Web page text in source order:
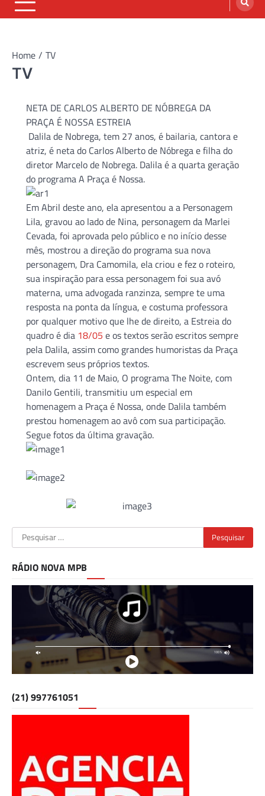
Home TV
TV
NETA DE CARLOS ALBERTO DE NÓBREGA DA
PRAÇA É NOSSA ESTREIA
Dalila de Nobrega, tem 27 anos, é bailaria, cantora e
atriz, é neta do Carlos Alberto de Nóbrega e filha do
diretor Marcelo de Nobrega. Dalila é a quarta geração
do programa A Praça é Nossa.
Em Abril deste ano, ela apresentou a a Personagem
Lila, gravou ao lado de Nina, personagem da Marlei
Cevada, foi aprovada pelo público e no início desse
mês, mostrou a direção do programa sua nova
personagem, Dra Camomila, ela criou e fez o roteiro,
sua inspiração para essa personagem foi sua avó
materna, uma advogada ranzinza, sempre te uma
resposta na ponta da língua, e costuma professora
por qualquer motivo que lhe de direito, a Estreia do
quadro é dia 18/05 e os textos serão escritos sempre
pela Dalila, assim como grandes humoristas da Praça
escrevem seus próprios textos.
Ontem, dia 11 de Maio, O programa The Noite, com
Danilo Gentili, transmitiu um especial em
homenagem a Praça é Nossa, onde Dalila também
prestou homenagem ao avô com sua participação.
Segue fotos da última gravação.
Pesquisar
por:
RÁDIO NOVA MPB
(21) 997761051